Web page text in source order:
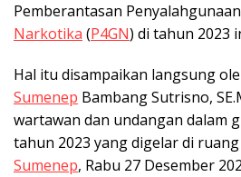
Pemberantasan
Narkotika (P4GN) di tahun 2023
Hal itu disampaikan langsung
Sumenep Bambang Sutrisno,
wartawan dan undangan dalam
tahun 2023 yang digelar di
Sumenep, Rabu 27 Desember